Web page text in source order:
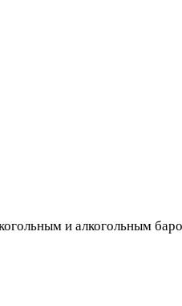
и алкогольным